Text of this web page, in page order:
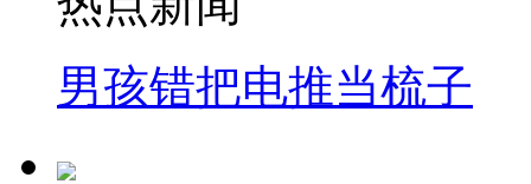
男孩错把电推当梳子